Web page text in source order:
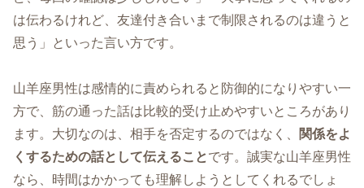
は伝わるけれど、友達付き合いまで制限されるのは違うと
思う」といった言い方です。
山羊座男性は感情的に責められると防御的になりやすい一
方で、筋の通った話は比較的受け止めやすいところがあり
ます。大切なのは、相手を否定するのではなく、
関係をよ
くするための話として伝えることです。誠実な山羊座男性
なら、時間はかかっても理解しようとしてくれるでしょ